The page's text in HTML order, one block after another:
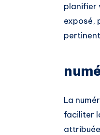
planifier
exposé,
La
faciliter